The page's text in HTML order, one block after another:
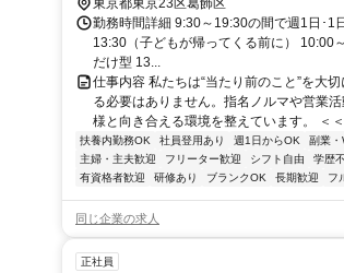
東京都東京23区葛飾区
勤務時間詳細 9:30～19:30の間で週1日･1
13:30（子どもが帰ってくる前に） 10:00
だけ型 13...
仕事内容 私たちは“当たり前のこと”を大
る必要はありません。指名ノルマや営業
様と向き合える環境を整えています。 ＜
扶養内勤務OK 社員登用あり 週1日からOK 副業・
主婦・主夫歓迎
フリーター歓迎 シフト自由 学歴
有資格者歓迎
研修あり ブランクOK 長期歓迎 フ
同じ企業の求人
正社員